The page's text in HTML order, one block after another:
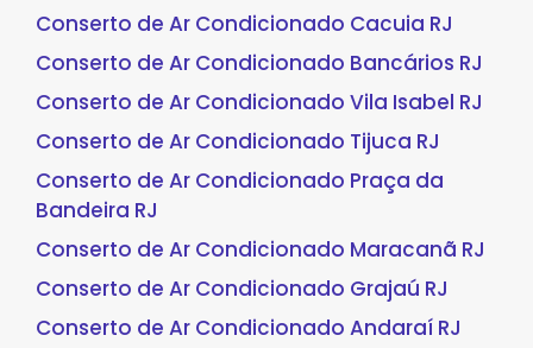
Conserto de Ar Condicionado Cacuia RJ
Conserto de Ar Condicionado Bancários RJ
Conserto de Ar Condicionado Vila Isabel RJ
Conserto de Ar Condicionado Tijuca RJ
Conserto de Ar Condicionado Praça da
Bandeira RJ
Conserto de Ar Condicionado Maracanã RJ
Conserto de Ar Condicionado Grajaú RJ
Conserto de Ar Condicionado Andaraí RJ